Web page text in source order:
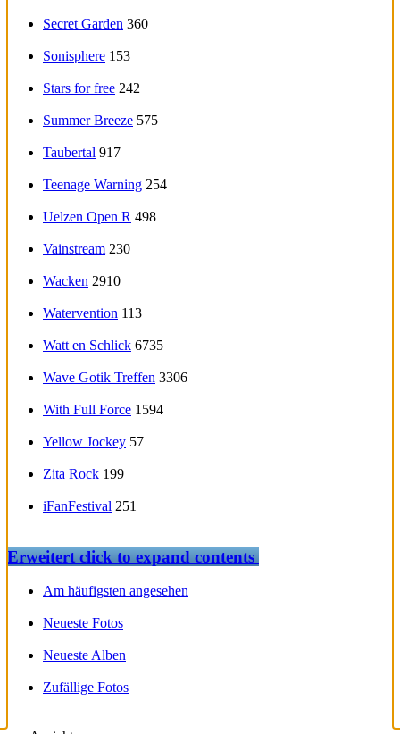
Secret Garden 360
Sonisphere 153
Stars for free 242
Summer Breeze 575
Taubertal 917
Teenage Warning 254
Uelzen Open R 498
Vainstream 230
Wacken 2910
Watervention 113
Watt en Schlick 6735
Wave Gotik Treffen 3306
With Full Force 1594
Yellow Jockey 57
Zita Rock 199
iFanFestival 251
Erweitertclick to expand contents
Am häufigsten angesehen
Neueste Fotos
Neueste Alben
Zufällige Fotos